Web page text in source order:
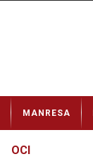
t
MANRESA
OCI